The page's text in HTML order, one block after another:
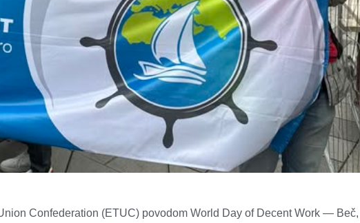
Confederation (ETUC) povodom World Day of Decent Work — Beč,